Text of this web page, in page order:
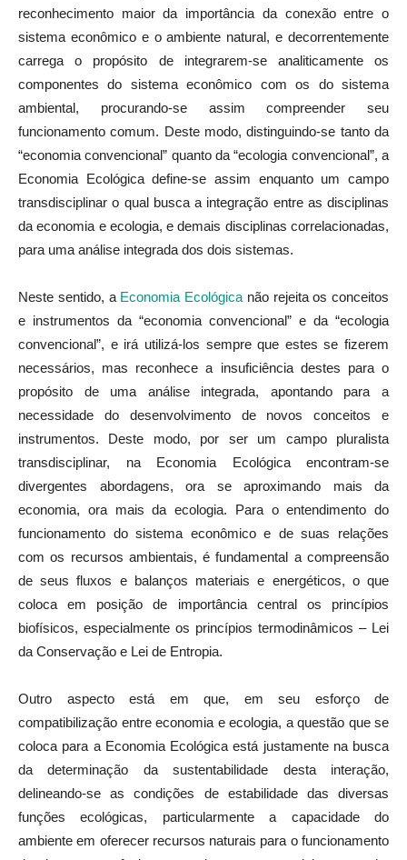
reconhecimento maior da importância da conexão entre o
sistema econômico e o ambiente natural, e decorrentemente
carrega o propósito de integrarem-se analiticamente os
componentes do sistema econômico com os do sistema
ambiental, procurando-se assim compreender seu
funcionamento comum. Deste modo, distinguindo-se tanto da
“economia convencional” quanto da “ecologia convencional”, a
Economia Ecológica define-se assim enquanto um campo
transdisciplinar o qual busca a integração entre as disciplinas
da economia e ecologia, e demais disciplinas correlacionadas,
para uma análise integrada dos dois sistemas.
Neste sentido, a Economia Ecológica não rejeita os conceitos
e instrumentos da “economia convencional” e da “ecologia
convencional”, e irá utilizá-los sempre que estes se fizerem
necessários, mas reconhece a insuficiência destes para o
propósito de uma análise integrada, apontando para a
necessidade do desenvolvimento de novos conceitos e
instrumentos. Deste modo, por ser um campo pluralista
transdisciplinar, na Economia Ecológica encontram-se
divergentes abordagens, ora se aproximando mais da
economia, ora mais da ecologia. Para o entendimento do
funcionamento do sistema econômico e de suas relações
com os recursos ambientais, é fundamental a compreensão
de seus fluxos e balanços materiais e energéticos, o que
coloca em posição de importância central os princípios
biofísicos, especialmente os princípios termodinâmicos – Lei
da Conservação e Lei de Entropia.
Outro aspecto está em que, em seu esforço de
compatibilização entre economia e ecologia, a questão que se
coloca para a Economia Ecológica está justamente na busca
da determinação da sustentabilidade desta interação,
delineando-se as condições de estabilidade das diversas
funções ecológicas, particularmente a capacidade do
ambiente em oferecer recursos naturais para o funcionamento